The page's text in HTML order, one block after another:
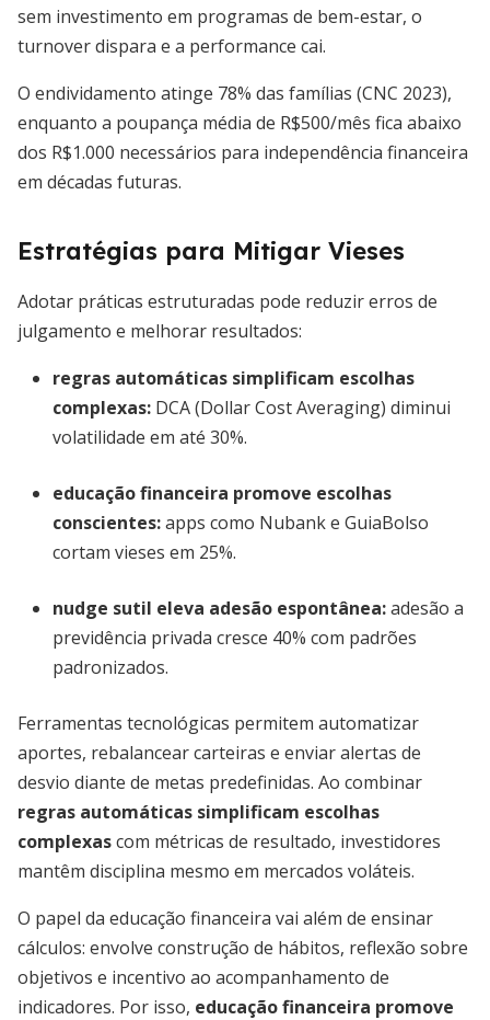
sem investimento em programas de bem-estar, o
turnover dispara e a performance cai.
O endividamento atinge 78% das famílias (CNC 2023),
enquanto a poupança média de R$500/mês fica abaixo
dos R$1.000 necessários para independência financeira
em décadas futuras.
Estratégias para Mitigar Vieses
Adotar práticas estruturadas pode reduzir erros de
julgamento e melhorar resultados:
regras automáticas simplificam escolhas
complexas: DCA (Dollar Cost Averaging) diminui
volatilidade em até 30%.
educação financeira promove escolhas
conscientes:apps como Nubank e GuiaBolso
cortam vieses em 25%.
nudge sutil eleva adesão espontânea:adesão a
previdência privada cresce 40% com padrões
padronizados.
Ferramentas tecnológicas permitem automatizar
aportes, rebalancear carteiras e enviar alertas de
desvio diante de metas predefinidas. Ao combinar
regras automáticas simplificam escolhas
complexascom métricas de resultado, investidores
mantêm disciplina mesmo em mercados voláteis.
O papel da educação financeira vai além de ensinar
cálculos: envolve construção de hábitos, reflexão sobre
objetivos e incentivo ao acompanhamento de
indicadores. Por isso, educação financeira promove